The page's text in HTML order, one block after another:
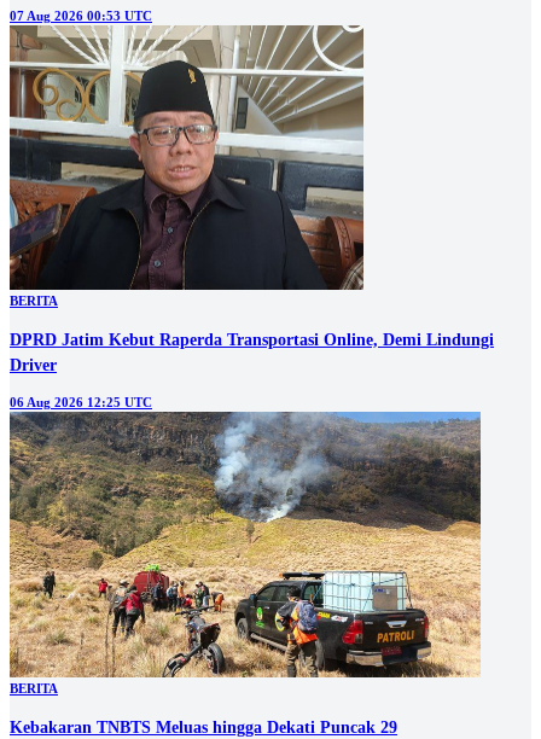
07 Aug 2026 00:53 UTC
BERITA
DPRD Jatim Kebut Raperda Transportasi Online, Demi Lindungi
Driver
06 Aug 2026 12:25 UTC
BERITA
Kebakaran TNBTS Meluas hingga Dekati Puncak 29